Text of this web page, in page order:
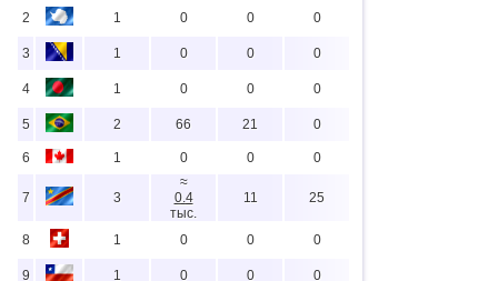
2
1 0 0 0
3 1 0 0 0
4 1 0 0 0
5 2 66 21 0
6 1 0 0 0
7 3
≈
0.4
тыс.
11 25
8 1 0 0 0
9 1 0 0 0